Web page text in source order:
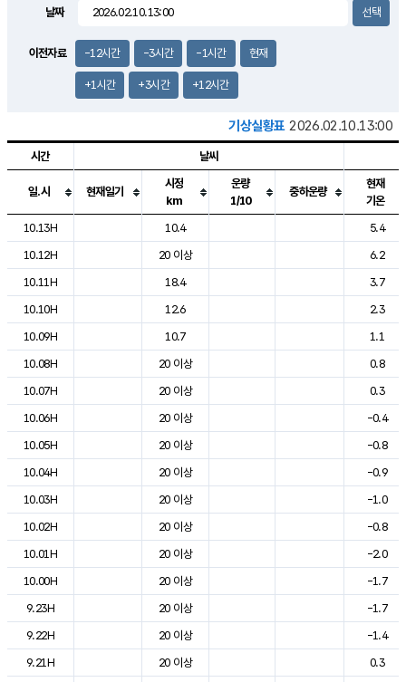
날짜
이전자료 -12시간 -3시간 -1시간 현재
+1시간 +3시간 +12시간
기상실황표 2026.02.10.13:00
도시별 기상실황표로 지점, 날씨, 기온, 강수, 바람, 기압등을 안내한 표입
시간 날씨
일.시 현재일기
시정
km
운량
1/10
중하운량
현재
기온
10.13H
10.4
5.4
10.12H
20 이상
6.2
10.11H
18.4
3.7
10.10H
12.6
2.3
10.09H
10.7
1.1
10.08H
20 이상
0.8
10.07H
20 이상
0.3
10.06H
20 이상
-0.4
10.05H
20 이상
-0.8
10.04H
20 이상
-0.9
10.03H
20 이상
-1.0
10.02H
20 이상
-0.8
10.01H
20 이상
-2.0
10.00H
20 이상
-1.7
9.23H
20 이상
-1.7
9.22H
20 이상
-1.4
9.21H
20 이상
0.3